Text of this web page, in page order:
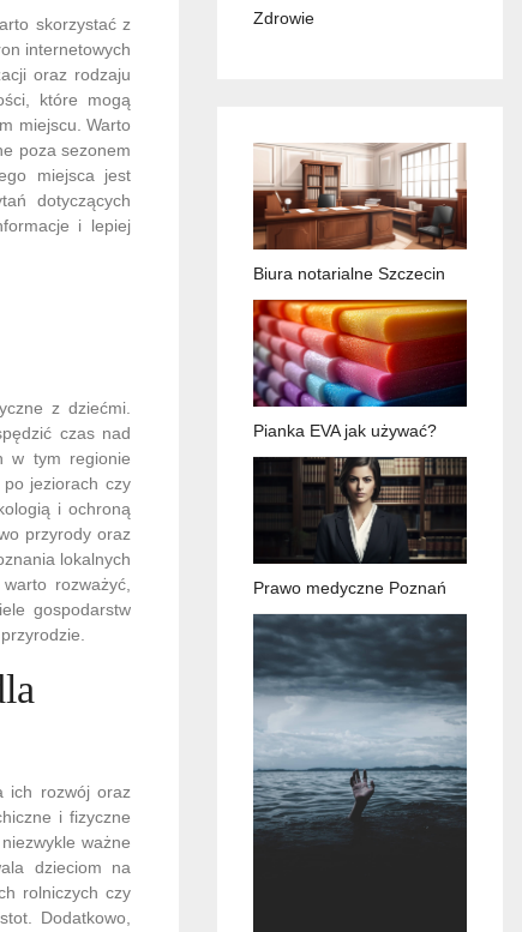
skorzystać z
internetowych
oraz rodzaju
które mogą
miejscu. Warto
poza sezonem
miejsca jest
dotyczących
i lepiej
z dziećmi.
czas nad
w tym regionie
jeziorach czy
i ochroną
przyrody oraz
lokalnych
rozważyć,
gospodarstw
ich rozwój oraz
i fizyczne
ważne
dzieciom na
rolniczych czy
Dodatkowo,
Zdrowie
Biura notarialne Szczecin
Pianka EVA jak używać?
Prawo medyczne Poznań